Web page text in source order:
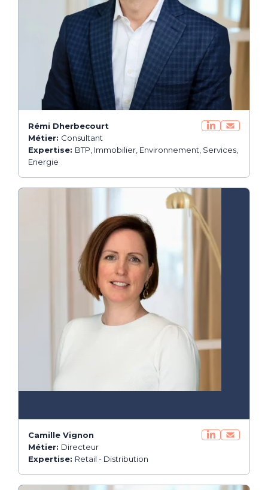
Rémi Dherbecourt
Métier: Consultant
Expertise: BTP, Immobilier, Environnement, Services,
Energie
Camille Vignon
Métier: Directeur
Expertise: Retail - Distribution